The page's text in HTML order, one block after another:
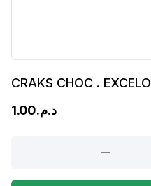
CRAKS CHOC . EXCELO
د.م.1.00
.